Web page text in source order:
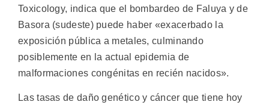
Toxicology, indica que el bombardeo de Faluya y de
Basora (sudeste) puede haber «exacerbado la
exposición pública a metales, culminando
posiblemente en la actual epidemia de
malformaciones congénitas en recién nacidos».
Las tasas de daño genético y cáncer que tiene hoy